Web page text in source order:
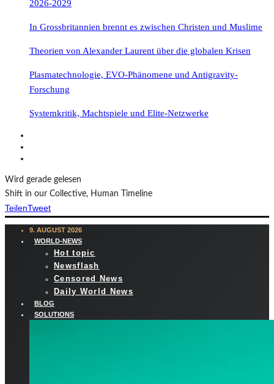
2026-2029
In Grossbritannien brennt es zwischen Christen und Muslime
Theorien von Alexander Laurent über die globalen Krisen
Plasmatechnologie, EVO-Phänomene und Antigravity-
Forschung
Systemkritik, Machtspiele und Elite-Netzwerke
Wird gerade gelesen
Shift in our Collective, Human Timeline
TeilenTweet
9. AUGUST 2026
WORLD-NEWS
Hot topic
Newsflash
Censored News
Daily World News
BLOG
SOLUTIONS